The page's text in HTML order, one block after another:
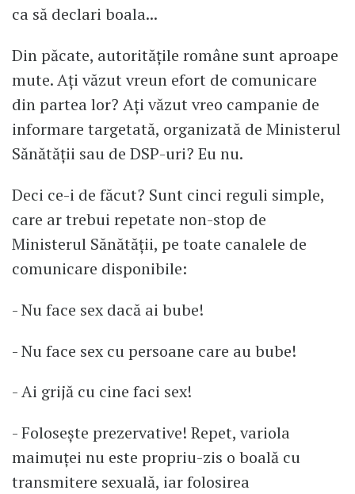
ca să declari boala...
Din păcate, autoritățile române sunt aproape
mute. Ați văzut vreun efort de comunicare
din partea lor? Ați văzut vreo campanie de
informare targetată, organizată de Ministerul
Sănătății sau de DSP-uri? Eu nu.
Deci ce-i de făcut? Sunt cinci reguli simple,
care ar trebui repetate non-stop de
Ministerul Sănătății, pe toate canalele de
comunicare disponibile:
- Nu face sex dacă ai bube!
- Nu face sex cu persoane care au bube!
- Ai grijă cu cine faci sex!
- Folosește prezervative! Repet, variola
maimuței nu este propriu-zis o boală cu
transmitere sexuală, iar folosirea